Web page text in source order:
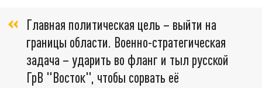
Главная политическая цель – выйти на
границы области. Военно-стратегическая
задача – ударить во фланг и тыл русской
ГрВ "Восток", чтобы сорвать её